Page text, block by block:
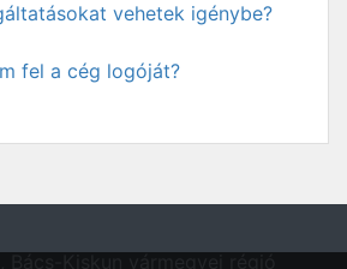
vehetek igénybe?
fel a cég logóját?